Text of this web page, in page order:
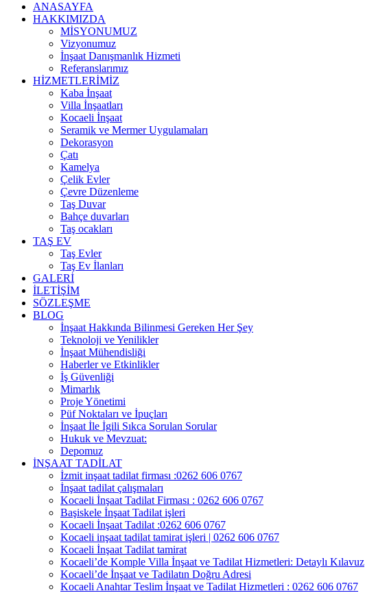
ANASAYFA
HAKKIMIZDA
MİSYONUMUZ
Vizyonumuz
İnşaat Danışmanlık Hizmeti
Referanslarımız
HİZMETLERİMİZ
Kaba İnşaat
Villa İnşaatları
Kocaeli İnşaat
Seramik ve Mermer Uygulamaları
Dekorasyon
Çatı
Kamelya
Çelik Evler
Çevre Düzenleme
Taş Duvar
Bahçe duvarları
Taş ocakları
TAŞ EV
Taş Evler
Taş Ev İlanları
GALERİ
İLETİŞİM
SÖZLEŞME
BLOG
İnşaat Hakkında Bilinmesi Gereken Her Şey
Teknoloji ve Yenilikler
İnşaat Mühendisliği
Haberler ve Etkinlikler
İş Güvenliği
Mimarlık
Proje Yönetimi
Püf Noktaları ve İpuçları
İnşaat İle İgili Sıkca Sorulan Sorular
Hukuk ve Mevzuat:
Depomuz
İNŞAAT TADİLAT
İzmit inşaat tadilat firması :0262 606 0767
İnşaat tadilat çalışmaları
Kocaeli İnşaat Tadilat Firması : 0262 606 0767
Başiskele İnşaat Tadilat işleri
Kocaeli İnşaat Tadilat :0262 606 0767
Kocaeli inşaat tadilat tamirat işleri | 0262 606 0767
Kocaeli İnşaat Tadilat tamirat
Kocaeli’de Komple Villa İnşaat ve Tadilat Hizmetleri: Detaylı Kılavuz
Kocaeli’de İnşaat ve Tadilatın Doğru Adresi
Kocaeli Anahtar Teslim İnşaat ve Tadilat Hizmetleri : 0262 606 0767